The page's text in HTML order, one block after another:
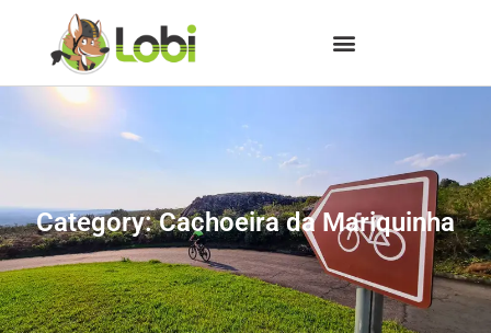
Category: Cachoeira da Mariquinha